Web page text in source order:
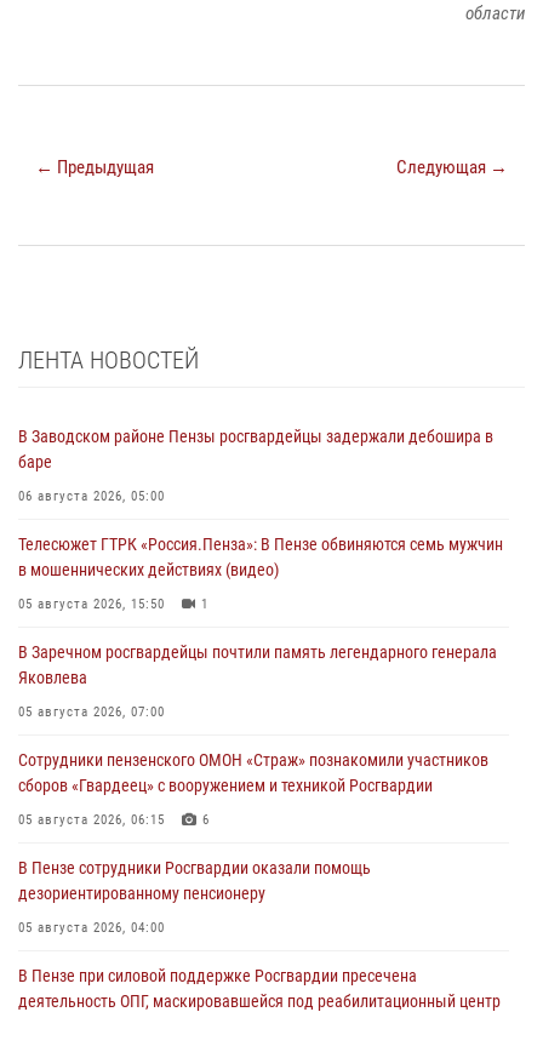
области
← Предыдущая Следующая →
ЛЕНТА НОВОСТЕЙ
В Заводском районе Пензы росгвардейцы задержали дебошира в
баре
06 августа 2026, 05:00
Телесюжет ГТРК «Россия.Пенза»: В Пензе обвиняются семь мужчин
в мошеннических действиях (видео)
05 августа 2026, 15:50 1
В Заречном росгвардейцы почтили память легендарного генерала
Яковлева
05 августа 2026, 07:00
Сотрудники пензенского ОМОН «Страж» познакомили участников
сборов «Гвардеец» с вооружением и техникой Росгвардии
05 августа 2026, 06:15 6
В Пензе сотрудники Росгвардии оказали помощь
дезориентированному пенсионеру
05 августа 2026, 04:00
В Пензе при силовой поддержке Росгвардии пресечена
деятельность ОПГ, маскировавшейся под реабилитационный центр